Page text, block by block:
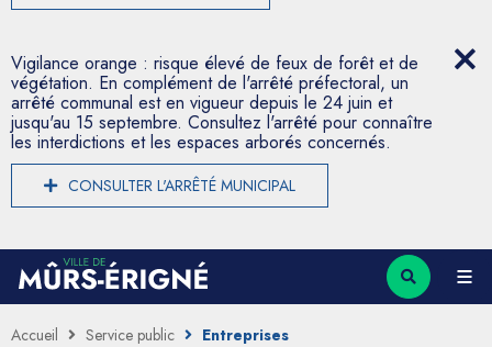
Vigilance orange : risque élevé de feux de forêt et de
végétation. En complément de l'arrêté préfectoral, un
arrêté communal est en vigueur depuis le 24 juin et
jusqu'au 15 septembre. Consultez l'arrêté pour connaître
les interdictions et les espaces arborés concernés.
CONSULTER L'ARRÊTÉ MUNICIPAL
Accueil Service public Entreprises